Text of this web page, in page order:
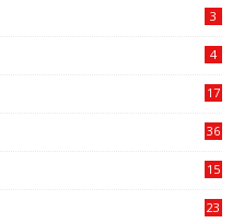
3
4
17
36
15
23